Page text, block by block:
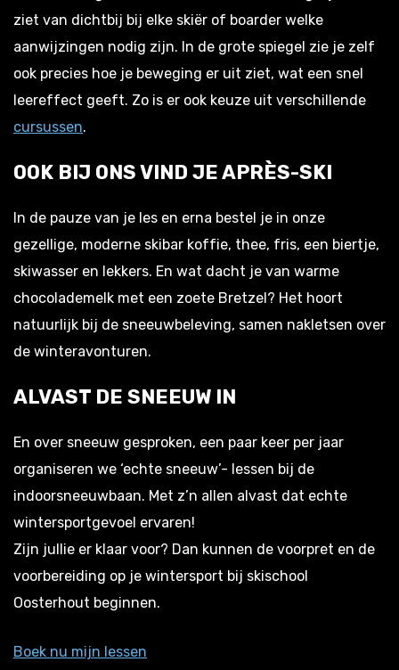
ziet van dichtbij bij elke skiër of boarder welke
aanwijzingen nodig zijn. In de grote spiegel zie je zelf
ook precies hoe je beweging er uit ziet, wat een snel
leereffect geeft. Zo is er ook keuze uit verschillende
cursussen.
OOK BIJ ONS VIND JE APRÈS-SKI
In de pauze van je les en erna bestel je in onze
gezellige, moderne skibar koffie, thee, fris, een biertje,
skiwasser en lekkers. En wat dacht je van warme
chocolademelk met een zoete Bretzel? Het hoort
natuurlijk bij de sneeuwbeleving, samen nakletsen over
de winteravonturen.
ALVAST DE SNEEUW IN
En over sneeuw gesproken, een paar keer per jaar
organiseren we ‘echte sneeuw’- lessen bij de
indoorsneeuwbaan. Met z’n allen alvast dat echte
wintersportgevoel ervaren!
Zijn jullie er klaar voor? Dan kunnen de voorpret en de
voorbereiding op je wintersport bij skischool
Oosterhout beginnen.
Boek nu mijn lessen